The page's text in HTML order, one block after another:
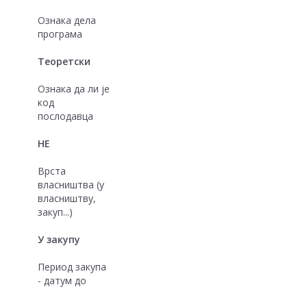
Ознака дела
програма
Теоретски
Ознака да ли је
код
послодавца
НЕ
Врста
власништва (у
власништву,
закуп...)
У закупу
Период закупа
- датум до